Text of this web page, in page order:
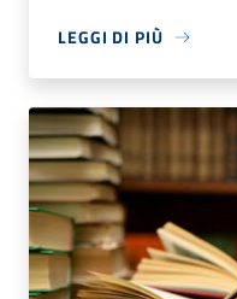
LEGGI DI PIÙ